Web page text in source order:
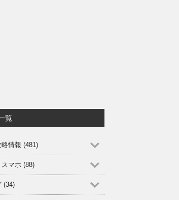
覧
情報 (481)
マホ (88)
(34)